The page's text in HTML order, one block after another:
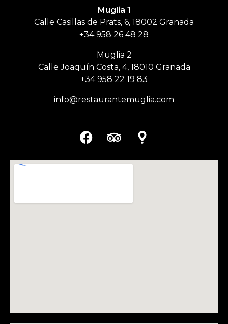
Muglia 1
Calle Casillas de Prats, 6, 18002 Granada
+34 958 26 48 28
Muglia 2
Calle Joaquín Costa, 4, 18010 Granada
+34 958 22 19 83
info@restaurantemuglia.com